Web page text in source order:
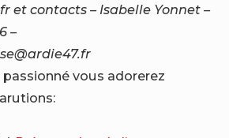
et contacts – Isabelle Yonnet –
–
vous adorerez